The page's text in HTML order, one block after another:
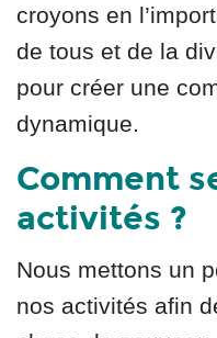
croyons en
de tous et de la
pour créer une
dynamique.
Comment
activités ?
Nous mettons un
nos activités afin